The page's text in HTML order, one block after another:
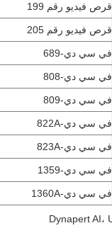
قرص فيديو رقم 199
قرص فيديو رقم 205
في سي دي-689
في سي دي-808
في سي دي-809
في سي دي-822A
في سي دي-823A
في سي دي-1359
في سي دي-1360A